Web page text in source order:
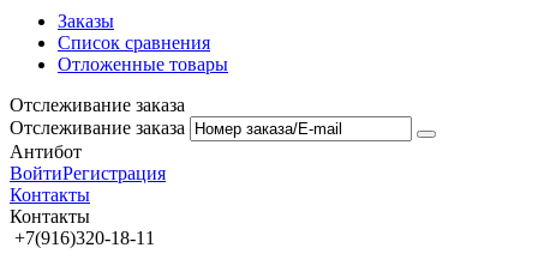
Заказы
Список сравнения
Отложенные товары
Отслеживание заказа
Отслеживание заказа
Антибот
ВойтиРегистрация
Контакты
Контакты
+7(916)320-18-11